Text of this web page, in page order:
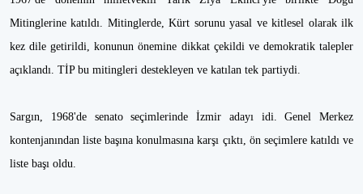
Mitinglerine katıldı. Mitinglerde, Kürt sorunu yasal ve kitlesel olarak ilk
kez dile getirildi, konunun önemine dikkat çekildi ve demokratik talepler
açıklandı. TİP bu mitingleri destekleyen ve katılan tek partiydi.
Sargın, 1968'de senato seçimlerinde İzmir adayı idi. Genel Merkez
kontenjanından liste başına konulmasına karşı çıktı, ön seçimlere katıldı ve
liste başı oldu.